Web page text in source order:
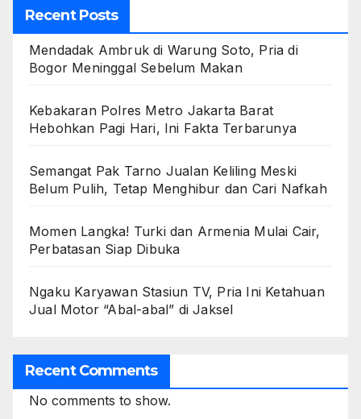
Recent Posts
Mendadak Ambruk di Warung Soto, Pria di
Bogor Meninggal Sebelum Makan
Kebakaran Polres Metro Jakarta Barat
Hebohkan Pagi Hari, Ini Fakta Terbarunya
Semangat Pak Tarno Jualan Keliling Meski
Belum Pulih, Tetap Menghibur dan Cari Nafkah
Momen Langka! Turki dan Armenia Mulai Cair,
Perbatasan Siap Dibuka
Ngaku Karyawan Stasiun TV, Pria Ini Ketahuan
Jual Motor “Abal-abal” di Jaksel
Recent Comments
No comments to show.